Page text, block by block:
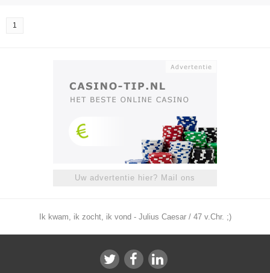
1
Uw advertentie hier? Mail ons
Ik kwam, ik zocht, ik vond - Julius Caesar / 47 v.Chr. ;)